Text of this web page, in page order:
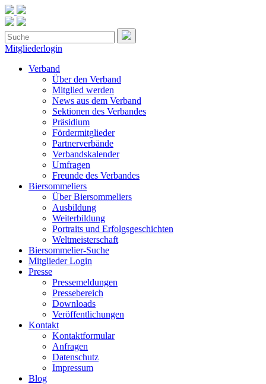
Mitgliederlogin
Verband
Über den Verband
Mitglied werden
News aus dem Verband
Sektionen des Verbandes
Präsidium
Fördermitglieder
Partnerverbände
Verbandskalender
Umfragen
Freunde des Verbandes
Biersommeliers
Über Biersommeliers
Ausbildung
Weiterbildung
Portraits und Erfolgsgeschichten
Weltmeisterschaft
Biersommelier-Suche
Mitglieder Login
Presse
Pressemeldungen
Pressebereich
Downloads
Veröffentlichungen
Kontakt
Kontaktformular
Anfragen
Datenschutz
Impressum
Blog